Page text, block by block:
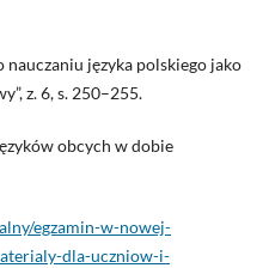
języka polskiego jako
z. 6, s. 250–255.
obcych w dobie
egzamin-w-nowej-
dla-uczniow-i-